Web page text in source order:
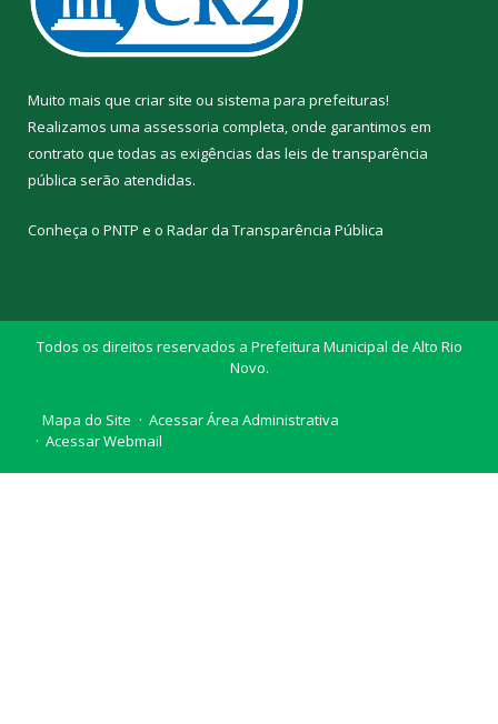
Muito mais que criar site ou sistema para prefeituras!
Realizamos uma assessoria completa, onde garantimos em
contrato que todas as exigências das leis de transparência
pública serão atendidas.
Conheça o PNTP e o Radar da Transparência Pública
Todos os direitos reservados a Prefeitura Municipal de Alto Rio
Novo.
Mapa do Site
Acessar Área Administrativa
Acessar Webmail